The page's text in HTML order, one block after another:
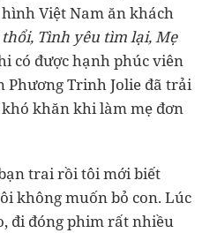
Việt Nam ăn khách
Tình yêu tìm lại, Mẹ
có được hạnh phúc viên
Phương Trinh Jolie đã trải
khăn khi làm mẹ đơn
trai rồi tôi mới biết
không muốn bỏ con. Lúc
đi đóng phim rất nhiều